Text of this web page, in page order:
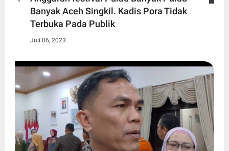
Banyak Aceh Singkil. Kadis Pora Tidak
Terbuka Pada Publik
Juli 06, 2023